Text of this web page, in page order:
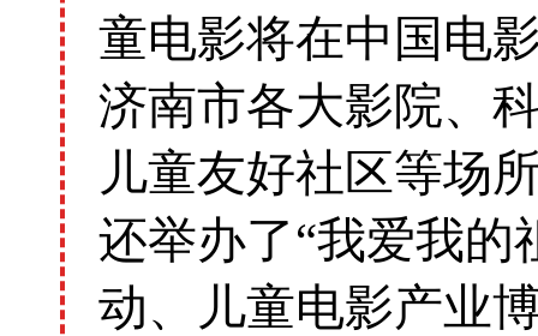
童电影将在中国电
济南市各大影院、
儿童友好社区等场
还举办了“我爱我的
动、儿童电影产业